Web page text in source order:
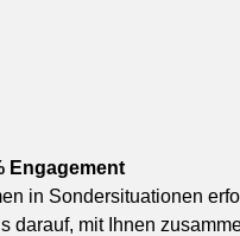
Engagement
in Sondersituationen
darauf, mit Ihnen